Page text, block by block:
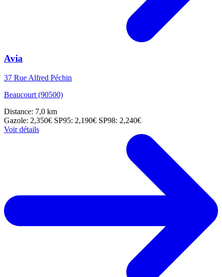
Avia
37 Rue Alfred Péchin
Beaucourt (90500)
Distance: 7,0 km
Gazole: 2,350€ SP95: 2,190€ SP98: 2,240€
Voir détails